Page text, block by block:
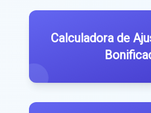
Calculadora de